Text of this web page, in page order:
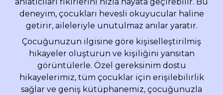
deneyim, çocukları hevesli okuyucular haline
getirir, aileleriyle unutulmaz anılar yaratır.
Çocuğunuzun ilgisine göre kişiselleştirilmiş
hikayeler oluşturun ve kişiliğini yansıtan
görüntülerle. Özel gereksinim dostu
hikayelerimiz, tüm çocuklar için erişilebilirlik
sağlar ve geniş kütüphanemiz, çocuğunuzla